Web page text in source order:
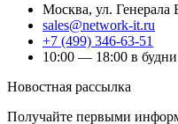
Москва, ул. Генерала
sales@network-it.ru
+7 (499) 346-63-51
10:00 — 18:00 в будни
Новостная рассылка
Получайте первыми